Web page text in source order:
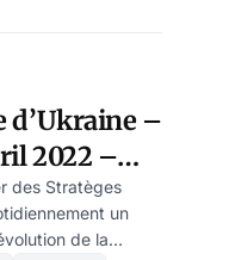
d’Ukraine –
2022 –
40 – bilan
journée
des Stratèges
un
de la